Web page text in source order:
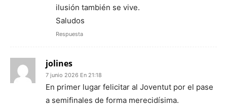
ilusión también se vive.
Saludos
Respuesta
jolines
7 junio 2026 En 21:18
En primer lugar felicitar al Joventut por el pase
a semifinales de forma merecidísima.